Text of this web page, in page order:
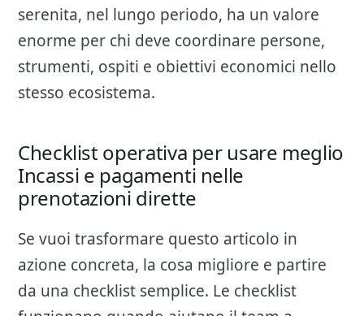
serenita, nel lungo periodo, ha un valore
enorme per chi deve coordinare persone,
strumenti, ospiti e obiettivi economici nello
stesso ecosistema.
Checklist operativa per usare meglio
Incassi e pagamenti nelle
prenotazioni dirette
Se vuoi trasformare questo articolo in
azione concreta, la cosa migliore e partire
da una checklist semplice. Le checklist